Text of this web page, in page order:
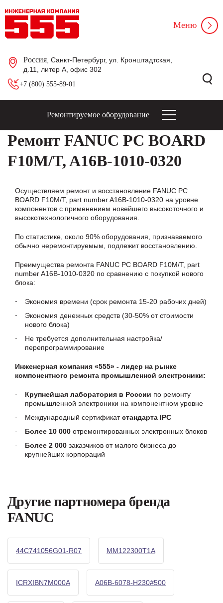
Россия , Санкт-Петербург, ул. Кронштадтская,
д.11, литер А, офис 302
+7 (800) 555-89-01
Меню
Ремонтируемое оборудование
Ремонт FANUC PC BOARD
F10M/T, A16B-1010-0320
Осуществляем ремонт и восстановление FANUC PC
BOARD F10M/T, part number A16B-1010-0320 на уровне
компонентов с применением новейшего высокоточного и
высокотехнологичного оборудования.
По статистике, около 90% оборудования, признаваемого
обычно неремонтируемым, подлежит восстановлению.
Преимущества ремонта FANUC PC BOARD F10M/T, part
number A16B-1010-0320 по сравнению с покупкой нового
блока:
Экономия времени (срок ремонта 15-20 рабочих дней)
Экономия денежных средств (30-50% от стоимости
нового блока)
Не требуется дополнительная настройка/
перепрограммирование
Инженерная компания «555» - лидер на рынке
компонентного ремонта промышленной электроники:
Крупнейшая лаборатория в России по ремонту
промышленной электроники на компонентном уровне
Международный сертификатстандарта IPC
Более 10 000 отремонтированных электронных блоков
Более 2 000 заказчиков от малого бизнеса до
крупнейших корпораций
Другие партномера бренда
FANUC
44C741056G01-R07 MM122300T1A
ICRXIBN7M000A A06B-6078-H230#500